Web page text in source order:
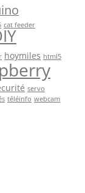
cat feeder
hoymiles html5
servo
téléinfo webcam